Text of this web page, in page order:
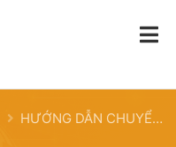
HƯỚNG DẪN CHUYỂN DỮ LIỆU GMAIL FREE VỀ HỘP THƯ MAIL GOOGLE WORKSPACE (CHI TIẾT NHẤT)